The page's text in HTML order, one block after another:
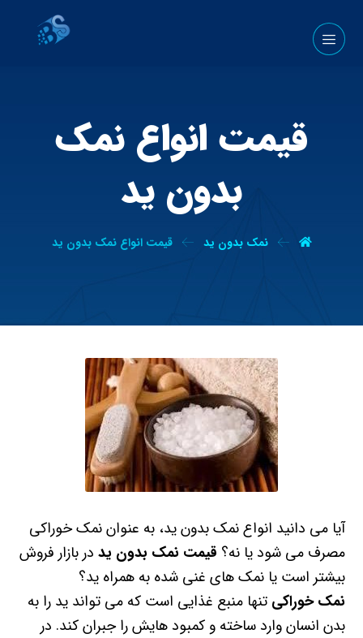
قیمت انواع نمک
بدون ید
نمک بدون ید قیمت انواع نمک بدون ید
آیا می دانید انواع نمک بدون ید، به عنوان نمک خوراکی
مصرف می شود یا نه؟ قیمت نمک بدون ید در بازار فروش
بیشتر است یا نمک های غنی شده به همراه ید؟
نمک خوراکی تنها منبع غذایی است که می تواند ید را به
بدن انسان وارد ساخته و کمبود هایش را جبران کند. در